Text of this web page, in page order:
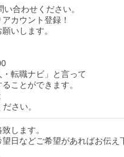
合わせください。
カウント登録！
いします。
転職ナビ」と言って
ことができます。
さい。
します。
日などご希望があればお伝え